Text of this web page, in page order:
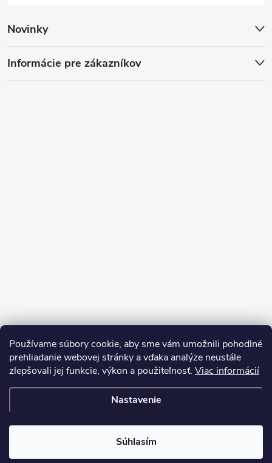
Používame súbory cookie, aby sme vám umožnili pohodlné
prehliadanie webovej stránky a vďaka analýze neustále
zlepšovali jej funkcie, výkon a použiteľnosť. Viac informácií
Nastavenie
Súhlasím
Novinky
Informácie pre zákazníkov
Copyright 2026My e-shop. Všetky práva vyhradené.